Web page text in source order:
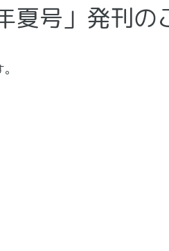
夏号」発刊の